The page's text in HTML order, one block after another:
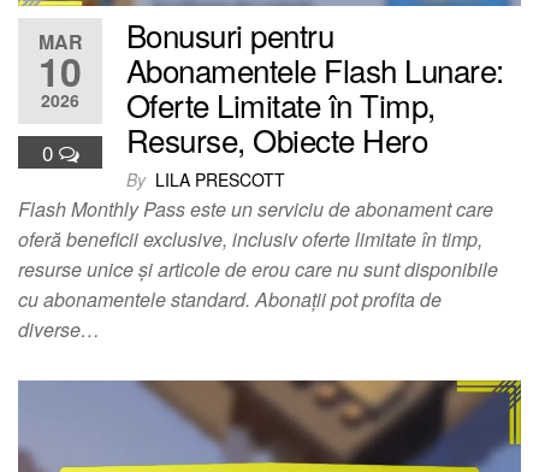
MAR
10
2026
0
Bonusuri pentru
Abonamentele Flash Lunare:
Oferte Limitate în Timp,
Resurse, Obiecte Hero
By LILA PRESCOTT
Flash Monthly Pass este un serviciu de abonament care
oferă beneficii exclusive, inclusiv oferte limitate în timp,
resurse unice și articole de erou care nu sunt disponibile
cu abonamentele standard. Abonații pot profita de
diverse…